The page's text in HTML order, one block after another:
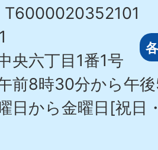
T6000020352101
央六丁目1番1号
前8時30分から午
日から金曜日[祝日